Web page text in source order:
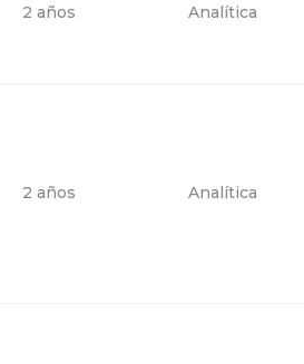
2 años Analítica
2 años Analítica